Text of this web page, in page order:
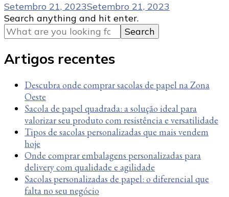
Setembro 21, 2023Setembro 21, 2023
Looking
for
Something?
Search anything and hit enter.
Artigos recentes
Descubra onde comprar sacolas de papel na Zona
Oeste
Sacola de papel quadrada: a solução ideal para
valorizar seu produto com resistência e versatilidade
Tipos de sacolas personalizadas que mais vendem
hoje
Onde comprar embalagens personalizadas para
delivery com qualidade e agilidade
Sacolas personalizadas de papel: o diferencial que
falta no seu negócio